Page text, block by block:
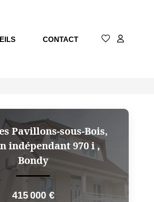
CONTACT
Pavillons-sous-Bois,
indépendant 970 i,
Bondy
415 000 €